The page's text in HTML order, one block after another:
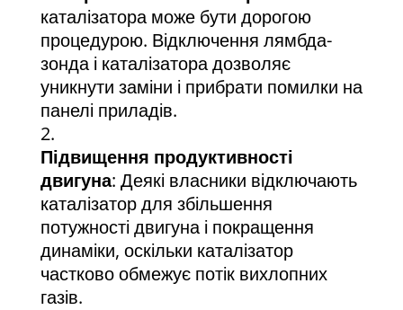
каталізатора може бути дорогою
процедурою. Відключення лямбда-
зонда і каталізатора дозволяє
уникнути заміни і прибрати помилки на
панелі приладів.
Підвищення продуктивності
двигуна: Деякі власники відключають
каталізатор для збільшення
потужності двигуна і покращення
динаміки, оскільки каталізатор
частково обмежує потік вихлопних
газів.